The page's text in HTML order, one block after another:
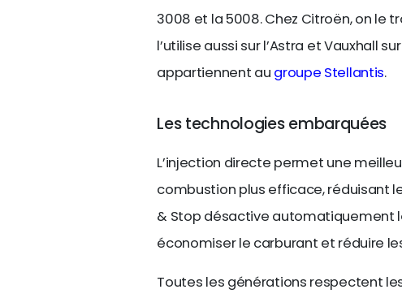
3008 et la 5008. Chez Citroën, on le
l’utilise aussi sur l’Astra et Vauxhall
appartiennent au groupe Stellantis.
Les technologies embarquées
L’injection directe permet une
combustion plus efficace, réduisant
& Stop désactive automatiquement
économiser le carburant et réduire
Toutes les générations respectent